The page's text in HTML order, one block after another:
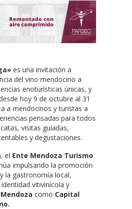
es una invitación a
del vino mendocino a
enoturísticas únicas, y
hoy 9 de octubre al 31
a mendocinos y turistas a
pensadas para todos
visitas guiadas,
y degustaciones.
el Ente Mendoza Turismo
impulsando la promoción
la gastronomía local,
vitivinícola y
Mendoza como Capital